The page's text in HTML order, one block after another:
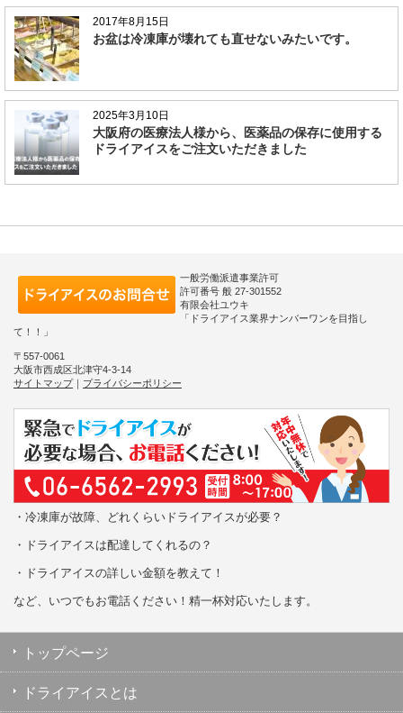
2017年8月15日
お盆は冷凍庫が壊れても直せないみたいです。
2025年3月10日
大阪府の医療法人様から、医薬品の保存に使用する
ドライアイスをご注文いただきました
一般労働派遣事業許可
許可番号 般 27-301552
有限会社ユウキ
「ドライアイス業界ナンバーワンを目指し
て！！」
〒557-0061
大阪市西成区北津守4-3-14
サイトマップ
プライバシーポリシー
・冷凍庫が故障、どれくらいドライアイスが必要？
・ドライアイスは配達してくれるの？
・ドライアイスの詳しい金額を教えて！
など、いつでもお電話ください！精一杯対応いたします。
トップページ
ドライアイスとは